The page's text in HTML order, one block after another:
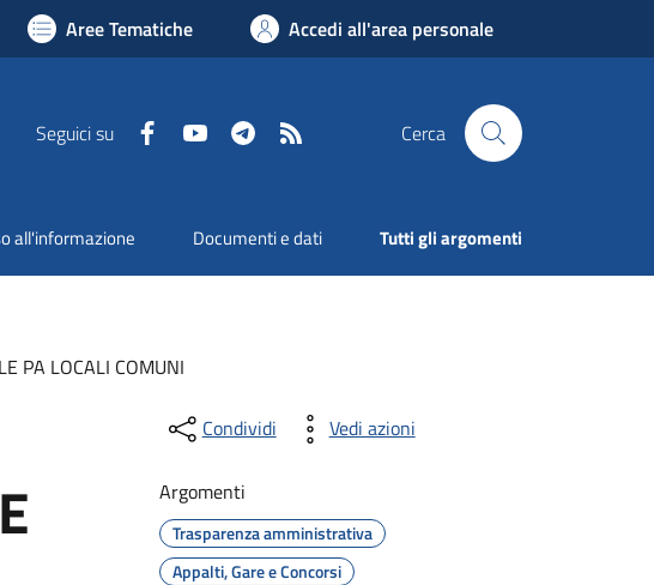
Aree Tematiche Accedi all'area personale
Seguici su FacebookYouTube Telegram Cerca
all'informazione Documenti e dati Tutti gli argomenti
PA LOCALI COMUNI
Condividi Vedi azioni
Argomenti
Trasparenza amministrativa
Appalti, Gare e Concorsi